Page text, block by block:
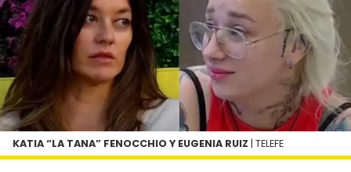
KATIA “LA TANA” FENOCCHIO Y EUGENIA RUIZ | TELEFE